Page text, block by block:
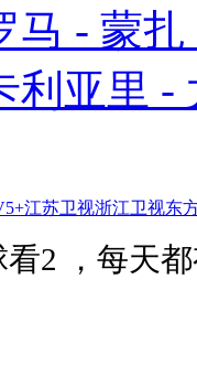
马 - 蒙扎
利亚里 -
江苏卫视浙江卫视东
2 ，每天